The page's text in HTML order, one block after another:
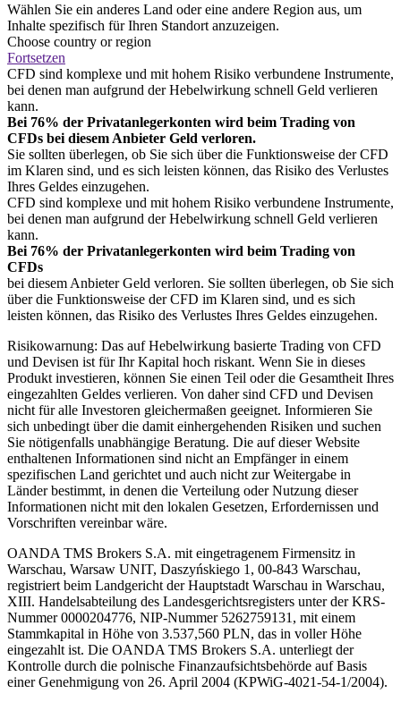
Wählen Sie ein anderes Land oder eine andere Region aus, um
Inhalte spezifisch für Ihren Standort anzuzeigen.
Choose country or region
Fortsetzen
CFD sind komplexe und mit hohem Risiko verbundene Instrumente,
bei denen man aufgrund der Hebelwirkung schnell Geld verlieren
kann.
Bei 76% der Privatanlegerkonten wird beim Trading von
CFDs bei diesem Anbieter Geld verloren.
Sie sollten überlegen, ob Sie sich über die Funktionsweise der CFD
im Klaren sind, und es sich leisten können, das Risiko des Verlustes
Ihres Geldes einzugehen.
CFD sind komplexe und mit hohem Risiko verbundene Instrumente,
bei denen man aufgrund der Hebelwirkung schnell Geld verlieren
kann.
Bei 76% der Privatanlegerkonten wird beim Trading von
CFDs
bei diesem Anbieter Geld verloren. Sie sollten überlegen, ob Sie sich
über die Funktionsweise der CFD im Klaren sind, und es sich
leisten können, das Risiko des Verlustes Ihres Geldes einzugehen.
Risikowarnung: Das auf Hebelwirkung basierte Trading von CFD
und Devisen ist für Ihr Kapital hoch riskant. Wenn Sie in dieses
Produkt investieren, können Sie einen Teil oder die Gesamtheit Ihres
eingezahlten Geldes verlieren. Von daher sind CFD und Devisen
nicht für alle Investoren gleichermaßen geeignet. Informieren Sie
sich unbedingt über die damit einhergehenden Risiken und suchen
Sie nötigenfalls unabhängige Beratung. Die auf dieser Website
enthaltenen Informationen sind nicht an Empfänger in einem
spezifischen Land gerichtet und auch nicht zur Weitergabe in
Länder bestimmt, in denen die Verteilung oder Nutzung dieser
Informationen nicht mit den lokalen Gesetzen, Erfordernissen und
Vorschriften vereinbar wäre.
OANDA TMS Brokers S.A. mit eingetragenem Firmensitz in
Warschau, Warsaw UNIT, Daszyńskiego 1, 00-843 Warschau,
registriert beim Landgericht der Hauptstadt Warschau in Warschau,
XIII. Handelsabteilung des Landesgerichtsregisters unter der KRS-
Nummer 0000204776, NIP-Nummer 5262759131, mit einem
Stammkapital in Höhe von 3.537,560 PLN, das in voller Höhe
eingezahlt ist. Die OANDA TMS Brokers S.A. unterliegt der
Kontrolle durch die polnische Finanzaufsichtsbehörde auf Basis
einer Genehmigung von 26. April 2004 (KPWiG-4021-54-1/2004).